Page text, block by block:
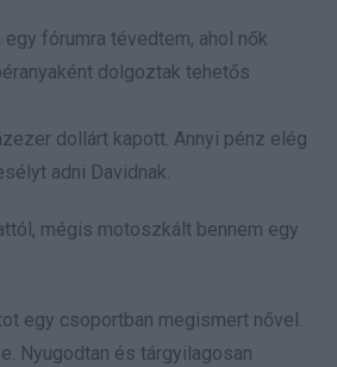
egy fórumra tévedtem, ahol nők
dolgoztak tehetős
dollárt kapott. Annyi pénz elég
adni Davidnak.
mégis motoszkált bennem egy
egy csoportban megismert nővel.
Nyugodtan és tárgyilagosan